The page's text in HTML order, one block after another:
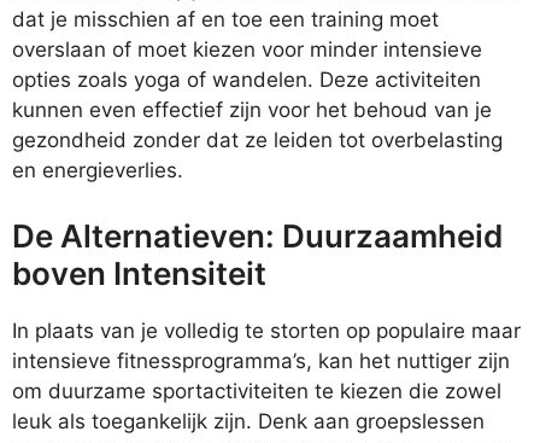
dat je misschien af en toe een training moet
overslaan of moet kiezen voor minder intensieve
opties zoals yoga of wandelen. Deze activiteiten
kunnen even effectief zijn voor het behoud van je
gezondheid zonder dat ze leiden tot overbelasting
en energieverlies.
De Alternatieven: Duurzaamheid
boven Intensiteit
In plaats van je volledig te storten op populaire maar
intensieve fitnessprogramma’s, kan het nuttiger zijn
om duurzame sportactiviteiten te kiezen die zowel
leuk als toegankelijk zijn. Denk aan groepslessen